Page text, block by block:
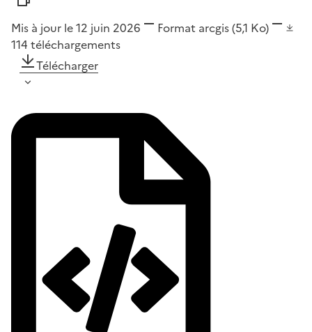
Mis à jour le 12 juin 2026 Format arcgis(5,1 Ko)
114 téléchargements
Télécharger